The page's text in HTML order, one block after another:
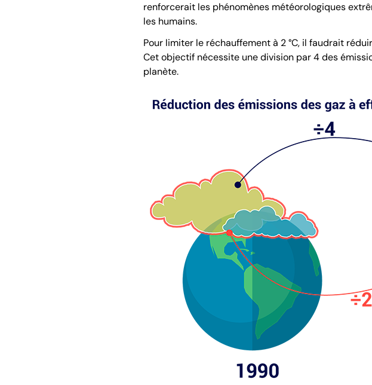
renforcerait les phénomènes météorologiques
les humains.
Pour limiter le réchauffement à 2 °C, il faudrait
Cet objectif nécessite une division par 4 des
planète.